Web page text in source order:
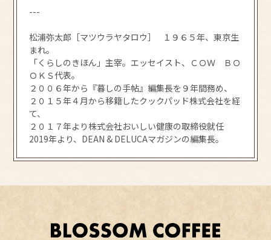
---
松浦弥太郎［マツウラヤタロウ］ １９６５年、東京生
まれ。
「くらしのきほん」主宰。エッセイスト、ＣＯＷ ＢＯ
ＯＫＳ代表。
２００６年から『暮しの手帖』編集長を９年間務め、
２０１５年４月から移籍したクックパッド株式会社を経
て、
２０１７年より株式会社おいしい健康の取締役就任
2019年より、DEAN & DELUCAマガジンの編集長。